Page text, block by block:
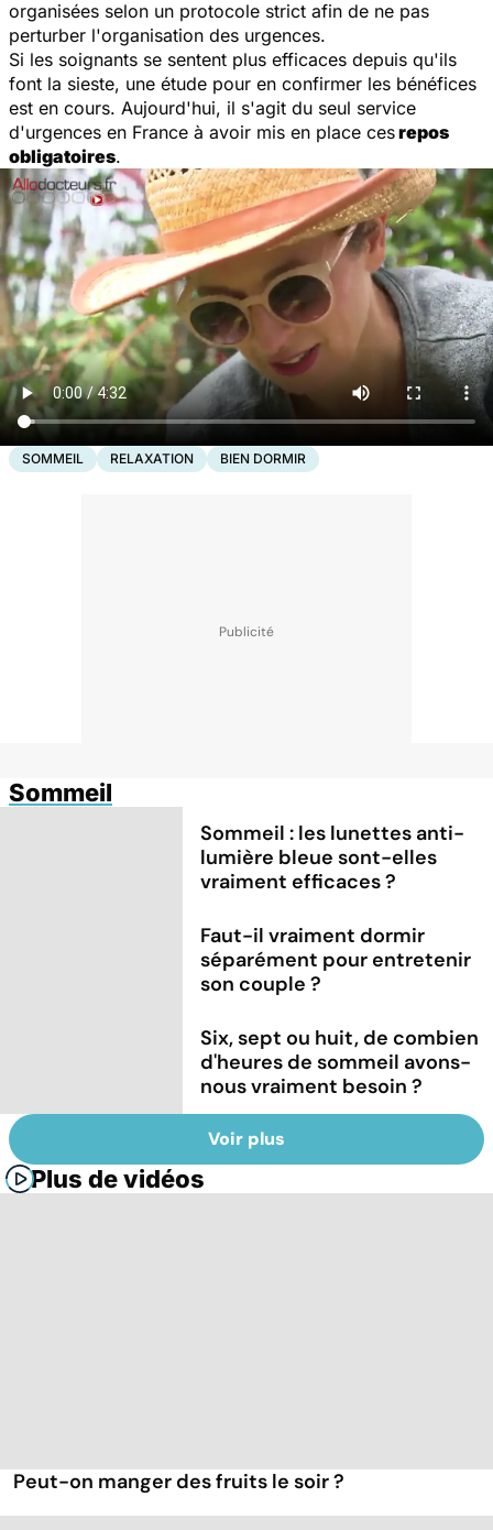
organisées selon un protocole strict afin de ne pas
perturber l'organisation des urgences.
Si les soignants se sentent plus efficaces depuis qu'ils
font la sieste, une étude pour en confirmer les bénéfices
est en cours. Aujourd'hui, il s'agit du seul service
d'urgences en France à avoir mis en place cesrepos
obligatoires.
SOMMEIL RELAXATION BIEN DORMIR
Sommeil
Sommeil : les lunettes anti-
lumière bleue sont-elles
vraiment efficaces ?
Faut-il vraiment dormir
séparément pour entretenir
son couple ?
Six, sept ou huit, de combien
d'heures de sommeil avons-
nous vraiment besoin ?
Voir plus
Plus de vidéos
Peut-on manger des fruits le soir ?